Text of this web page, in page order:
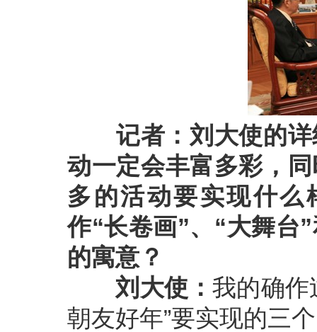
记者：刘大使的
动一定会丰富多彩，
多的活动要实现什么
作“长卷画”、“大舞台
的寓意？
刘大使：我的确作
朝友好年”要实现的三